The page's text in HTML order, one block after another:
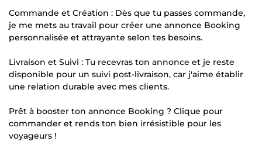
Commande et Création : Dès que tu passes commande,
je me mets au travail pour créer une annonce Booking
personnalisée et attrayante selon tes besoins.
Livraison et Suivi : Tu recevras ton annonce et je reste
disponible pour un suivi post-livraison, car j'aime établir
une relation durable avec mes clients.
Prêt à booster ton annonce Booking ? Clique pour
commander et rends ton bien irrésistible pour les
voyageurs !